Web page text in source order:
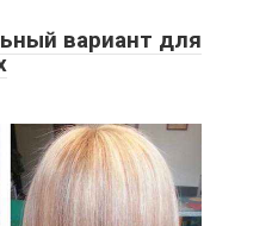
вариант для